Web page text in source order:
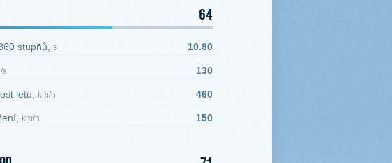
64
stupňů, s 10.80
s 130
letu, km/h 460
km/h 150